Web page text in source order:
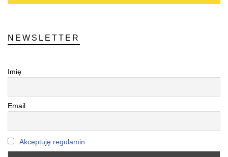
NEWSLETTER
Imię
Email
Akceptuję regulamin